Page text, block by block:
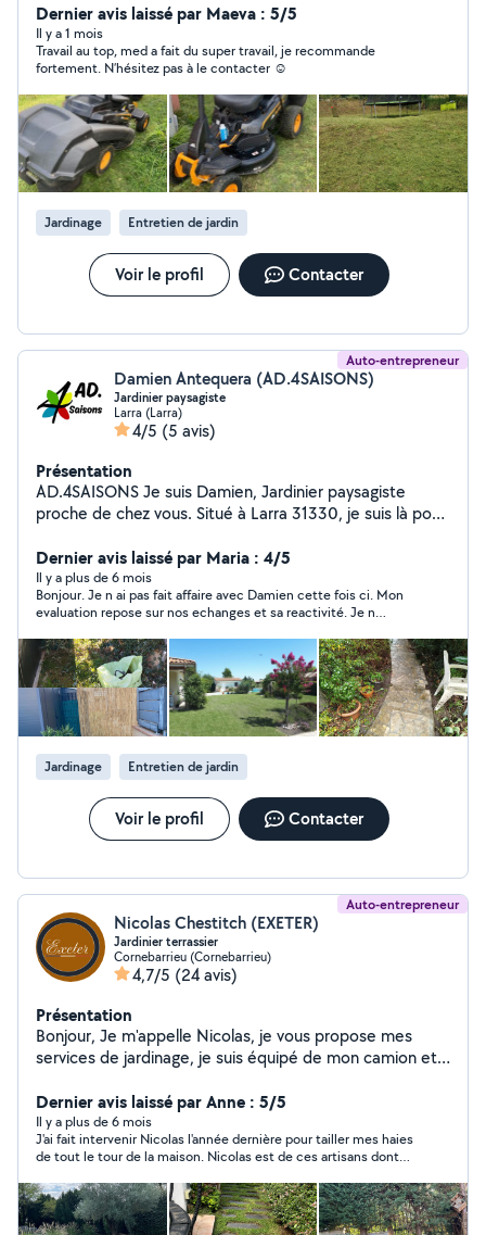
Dernier avis laissé par Maeva : 5/5
Il y a 1 mois
Travail au top, med a fait du super travail, je recommande
fortement. N’hésitez pas à le contacter ☺️
Jardinage Entretien de jardin
Voir le profil Contacter
Auto-entrepreneur
Damien Antequera (AD.4SAISONS)
Jardinier paysagiste
Larra (Larra)
4/5 (5 avis)
Présentation
AD.4SAISONS Je suis Damien, Jardinier paysagiste
proche de chez vous. Situé à Larra 31330, je suis là pour
vert et diverses prestations . ((Rémunération CESU
possible et profitez de 50% de réduction ou crédit
d'impôt)) Je suis à votre disposition, n'hésitez pas à me
contacter pour toute information.
Dernier avis laissé par Maria : 4/5
Il y a plus de 6 mois
Bonjour. Je n ai pas fait affaire avec Damien cette fois ci. Mon
evaluation repose sur nos echanges et sa reactivité. Je n
presente
Jardinage Entretien de jardin
Voir le profil Contacter
Auto-entrepreneur
Nicolas Chestitch (EXETER)
Jardinier terrassier
Cornebarrieu (Cornebarrieu)
4,7/5 (24 avis)
Présentation
Bonjour, Je m'appelle Nicolas, je vous propose mes
services de jardinage, je suis équipé de mon camion et
jardin . Retrouvez nous sur Google à -> Exeter
Cornebarrieu À très vite
Dernier avis laissé par Anne : 5/5
Il y a plus de 6 mois
J'ai fait intervenir Nicolas l'année dernière pour tailler mes haies
de tout le tour de la maison. Nicolas est de ces artisans dont
année. Les prix sont plus que raisonnables, les devis rapides, le
travail de qualité et puis il est tellement gentil. Bref je ne peux
que vous le recommander